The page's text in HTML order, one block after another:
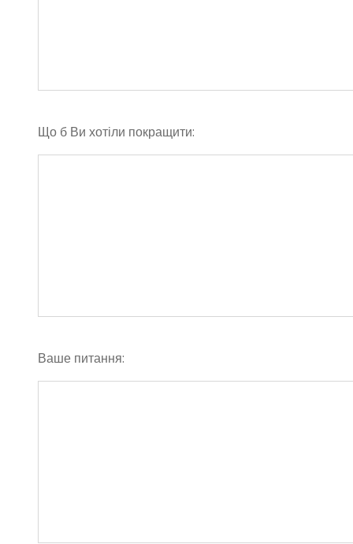
Що б Ви хотіли покращити:
Ваше питання: